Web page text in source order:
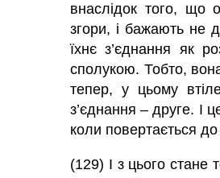
внаслідок того, що
згори, і бажають не
їхнє з’єднання як
сполукою. Тобто,
тепер, у цьому
з’єднання – друге. І
коли повертається
(129) І з цього стане